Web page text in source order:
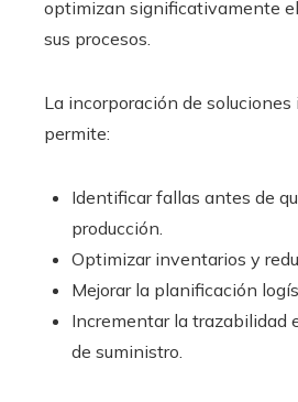
optimizan significativamente
sus procesos.
La incorporación de
permite:
Identificar fallas antes de
producción.
Optimizar inventarios y
Mejorar la planificación
Incrementar la trazabilidad
de suministro.